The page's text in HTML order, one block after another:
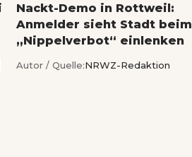
Nackt-Demo in Rottweil:
Anmelder sieht Stadt beim
„Nippelverbot“ einlenken
Autor / Quelle:NRWZ-Redaktion